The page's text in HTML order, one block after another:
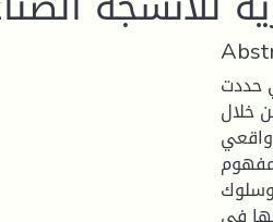
حددت
خلال
وسلوك